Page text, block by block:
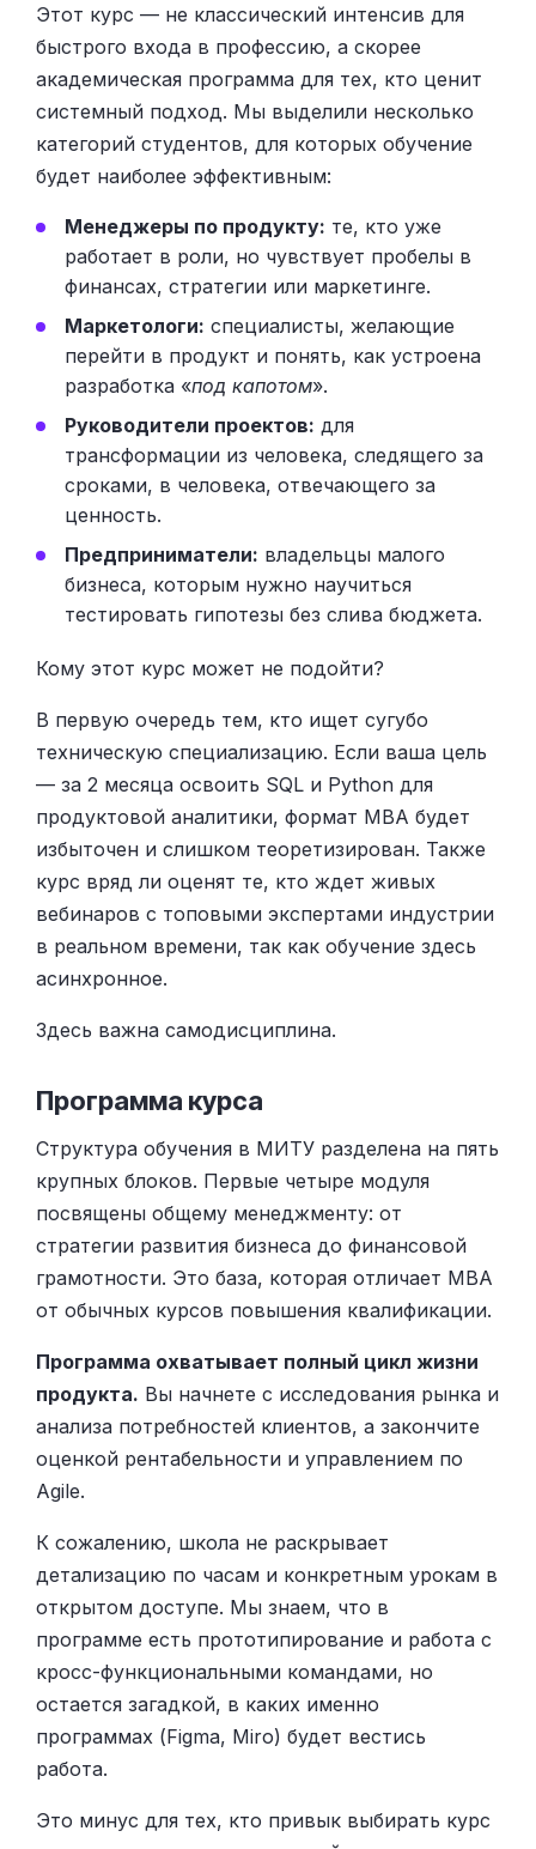
Этот курс — не классический интенсив для
быстрого входа в профессию, а скорее
академическая программа для тех, кто ценит
системный подход. Мы выделили несколько
категорий студентов, для которых обучение
будет наиболее эффективным:
Менеджеры по продукту: те, кто уже
работает в роли, но чувствует пробелы в
финансах, стратегии или маркетинге.
Маркетологи: специалисты, желающие
перейти в продукт и понять, как устроена
разработка «под капотом».
Руководители проектов: для
трансформации из человека, следящего за
сроками, в человека, отвечающего за
ценность.
Предприниматели: владельцы малого
бизнеса, которым нужно научиться
тестировать гипотезы без слива бюджета.
Кому этот курс может не подойти?
В первую очередь тем, кто ищет сугубо
техническую специализацию. Если ваша цель
— за 2 месяца освоить SQL и Python для
продуктовой аналитики, формат MBA будет
избыточен и слишком теоретизирован. Также
курс вряд ли оценят те, кто ждет живых
вебинаров с топовыми экспертами индустрии
в реальном времени, так как обучение здесь
асинхронное.
Здесь важна самодисциплина.
Программа курса
Структура обучения в МИТУ разделена на пять
крупных блоков. Первые четыре модуля
посвящены общему менеджменту: от
стратегии развития бизнеса до финансовой
грамотности. Это база, которая отличает MBA
от обычных курсов повышения квалификации.
Программа охватывает полный цикл жизни
продукта. Вы начнете с исследования рынка и
анализа потребностей клиентов, а закончите
оценкой рентабельности и управлением по
Agile.
К сожалению, школа не раскрывает
детализацию по часам и конкретным урокам в
открытом доступе. Мы знаем, что в
программе есть прототипирование и работа с
кросс-функциональными командами, но
остается загадкой, в каких именно
программах (Figma, Miro) будет вестись
работа.
Это минус для тех, кто привык выбирать курс